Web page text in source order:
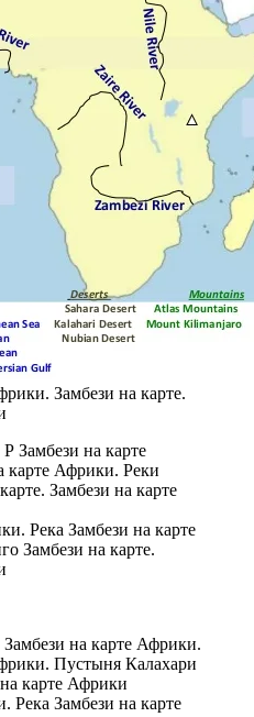
Замбези на карте.
Река Замбези на карте
Замбези на карте.
Река Замбези на карте